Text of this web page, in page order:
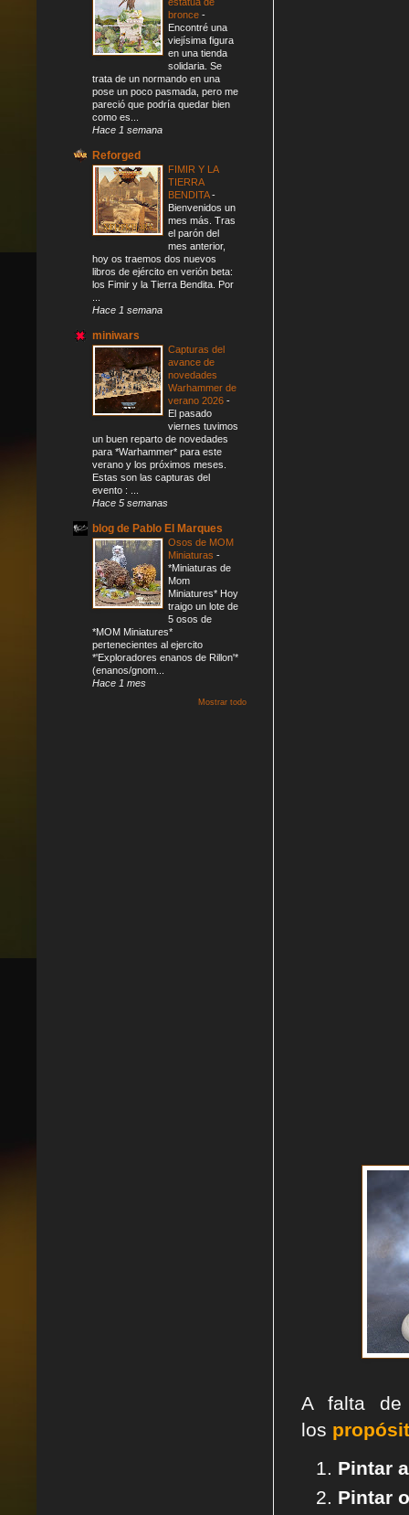
A falta de
los p
Pintar
Pintar
bronce -
Encontré una
viejísima figura
en una tienda
solidaria. Se
trata de un normando en una
pose un poco pasmada, pero me
pareció que podría quedar bien
como es...
Hace 1 semana
Reforged
FIMIR Y LA
TIERRA
BENDITA-
Bienvenidos un
mes más. Tras
el parón del
mes anterior,
hoy os traemos dos nuevos
libros de ejército en verión beta:
los Fimir y la Tierra Bendita. Por
Hace 1 semana
miniwars
Capturas del
avance de
novedades
Warhammer de
verano 2026 -
El pasado
viernes tuvimos
un buen reparto de novedades
para *Warhammer* para este
verano y los próximos meses.
Estas son las capturas del
evento : ...
Hace 5 semanas
blog de Pablo El Marques
Osos de MOM
Miniaturas -
*Miniaturas de
Mom
Miniatures* Hoy
traigo un lote de
5 osos de
*MOM Miniatures*
pertenecientes al ejercito
*'Exploradores enanos de Rillon'*
(enanos/gnom...
Hace 1 mes
Mostrar todo